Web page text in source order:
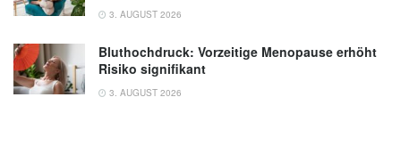
3. AUGUST 2026
Bluthochdruck: Vorzeitige Menopause erhöht
Risiko signifikant
3. AUGUST 2026